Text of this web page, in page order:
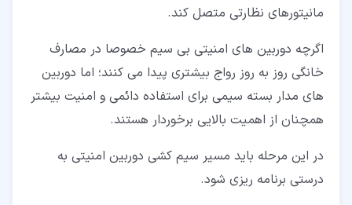
مانیتورهای نظارتی متصل کند.
اگرچه دوربین های امنیتی بی سیم خصوصا در مصارف
خانگی روز به روز رواج بیشتری پیدا می کنند؛ اما دوربین
های مدار بسته سیمی برای استفاده دائمی و امنیت بیشتر
همچنان از اهمیت بالایی برخوردار هستند.
در این مرحله باید مسیر سیم کشی دوربین امنیتی به
درستی برنامه ریزی شود.